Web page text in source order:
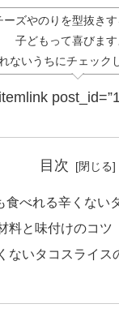
ーズやのりを型抜き
子どもって喜びま
ないうちにチェック
目次
食べれる辛くない
料と味付けのコツ
ないタコスライス